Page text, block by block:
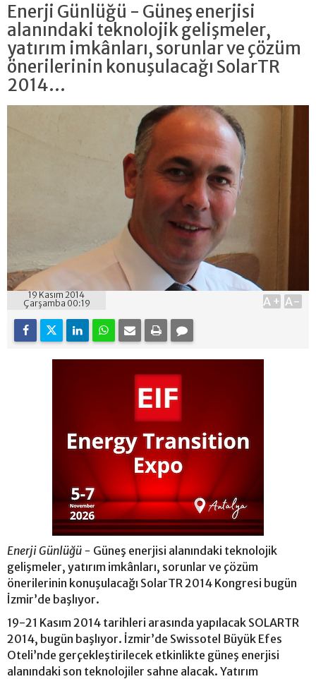
Enerji Günlüğü - Güneş enerjisi
alanındaki teknolojik gelişmeler,
yatırım imkânları, sorunlar ve çözüm
önerilerinin konuşulacağı SolarTR
2014...
19 Kasım 2014
Çarşamba 00:19
A+ A-
Enerji Günlüğü - Güneş enerjisi alanındaki teknolojik
gelişmeler, yatırım imkânları, sorunlar ve çözüm
önerilerinin konuşulacağı SolarTR 2014 Kongresi bugün
İzmir’de başlıyor.
19-21 Kasım 2014 tarihleri arasında yapılacak SOLARTR
2014, bugün başlıyor. İzmir’de Swissotel Büyük Efes
Oteli’nde gerçekleştirilecek etkinlikte güneş enerjisi
alanındaki son teknolojiler sahne alacak. Yatırım